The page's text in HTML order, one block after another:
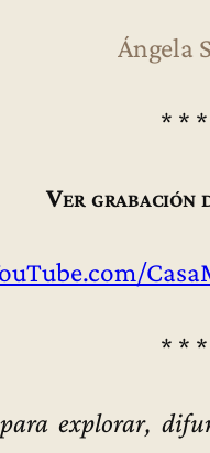
Ángela
* * *
Ver grabación
* * *
para explorar,